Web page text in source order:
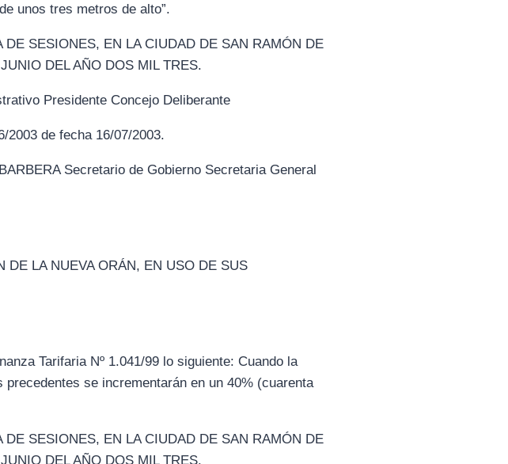
unos tres metros de alto”.
SESIONES, EN LA CIUDAD DE SAN RAMÓN DE
DEL AÑO DOS MIL TRES.
Presidente Concejo Deliberante
2003 de fecha 16/07/2003.
Secretario de Gobierno Secretaria General
DE LA NUEVA ORÁN, EN USO DE SUS
Tarifaria Nº 1.041/99 lo siguiente: Cuando la
se incrementarán en un 40% (cuarenta
SESIONES, EN LA CIUDAD DE SAN RAMÓN DE
DEL AÑO DOS MIL TRES.